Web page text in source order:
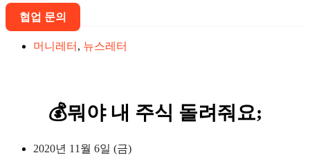
협업 문의
머니레터 , 뉴스레터
💰뭐야 내 주식 돌려줘요;
2020년 11월 6일 (금)